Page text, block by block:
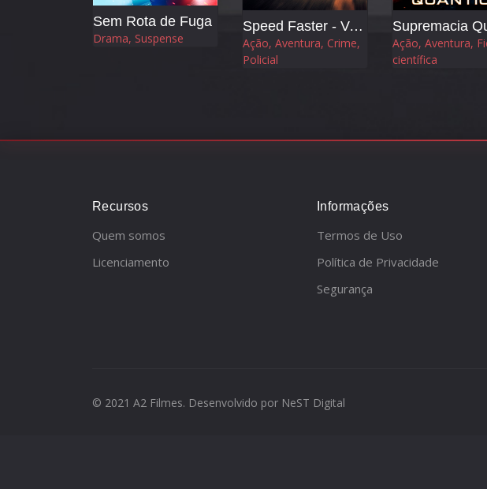
Sem Rota de Fuga
Drama, Suspense
Speed Faster - Velocidade sem Limites
Ação, Aventura, Crime,
Policial
Ação, Aventura,
científica
Recursos
Quem somos
Licenciamento
Informações
Termos de Uso
Política de Privacidade
Segurança
© 2021 A2 Filmes. Desenvolvido por NeST Digital